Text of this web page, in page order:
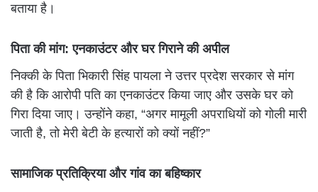
बताया है।
पिता की मांग: एनकाउंटर और घर गिराने की अपील
निक्की के पिता भिकारी सिंह पायला ने उत्तर प्रदेश सरकार से मांग
की है कि आरोपी पति का एनकाउंटर किया जाए और उसके घर को
गिरा दिया जाए। उन्होंने कहा, “अगर मामूली अपराधियों को गोली मारी
जाती है, तो मेरी बेटी के हत्यारों को क्यों नहीं?”
सामाजिक प्रतिक्रिया और गांव का बहिष्कार